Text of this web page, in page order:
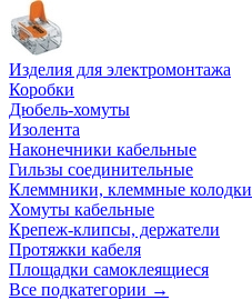
Изделия для электромонтажа
Коробки
Дюбель-хомуты
Изолента
Наконечники кабельные
Гильзы соединительные
Клеммники, клеммные колодки
Хомуты кабельные
Крепеж-клипсы, держатели
Протяжки кабеля
Площадки самоклеящиеся
Все подкатегории →